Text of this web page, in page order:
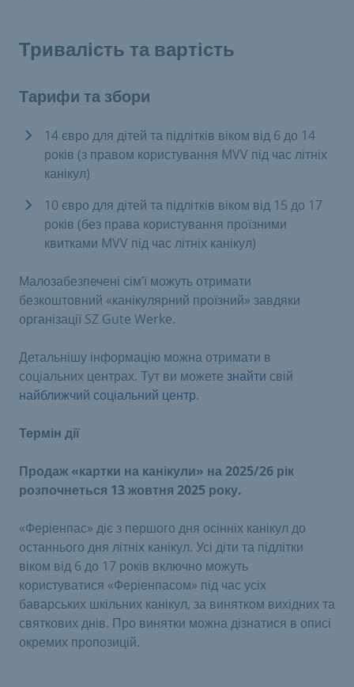
Тривалість та вартість
Тарифи та збори
14 євро для дітей та підлітків віком від 6 до 14
років (з правом користування MVV під час літніх
канікул)
10 євро для дітей та підлітків віком від 15 до 17
років (без права користування проїзними
квитками MVV під час літніх канікул)
Малозабезпечені сім’ї можуть отримати
безкоштовний «канікулярний проїзний» завдяки
організації SZ Gute Werke.
Детальнішу інформацію можна отримати в
соціальних центрах. Тут ви можете знайти свій
найближчий соціальний центр.
Термін дії
Продаж «картки на канікули» на 2025/26 рік
розпочнеться 13 жовтня 2025 року.
«Феріенпас» діє з першого дня осінніх канікул до
останнього дня літніх канікул. Усі діти та підлітки
віком від 6 до 17 років включно можуть
користуватися «Феріенпасом» під час усіх
баварських шкільних канікул, за винятком вихідних та
святкових днів. Про винятки можна дізнатися в описі
окремих пропозицій.